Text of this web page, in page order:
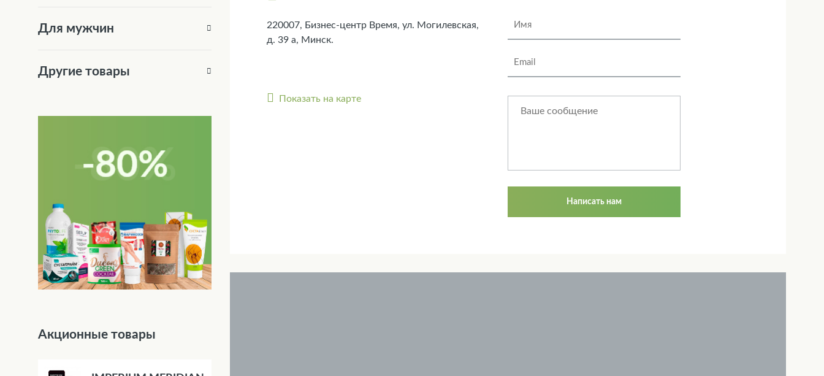
220007, Бизнес-центр Время, ул. Могилевская,
д. 39 а, Минск.
Показать на карте
Написать нам
Для мужчин
Другие товары
Акционные товары